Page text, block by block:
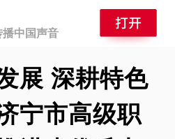
中国声音
展 深耕特色
市高级职